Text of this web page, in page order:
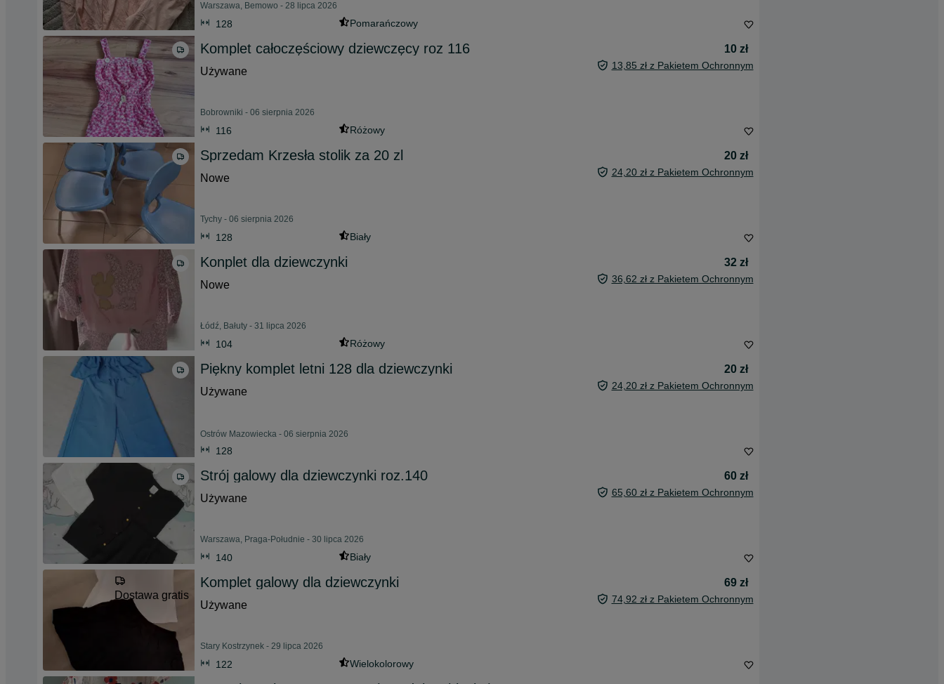
Warszawa, Bemowo - 28 lipca 2026
128 Pomarańczowy
Komplet całoczęściowy dziewczęcy roz 116
10 zł
Używane
13,85 zł z Pakietem Ochronnym
Bobrowniki - 06 sierpnia 2026
116 Różowy
Sprzedam Krzesła stolik za 20 zl
20 zł
Nowe
24,20 zł z Pakietem Ochronnym
Tychy - 06 sierpnia 2026
128 Biały
Konplet dla dziewczynki
32 zł
Nowe
36,62 zł z Pakietem Ochronnym
Łódź, Bałuty - 31 lipca 2026
104 Różowy
Piękny komplet letni 128 dla dziewczynki
20 zł
Używane
24,20 zł z Pakietem Ochronnym
Ostrów Mazowiecka - 06 sierpnia 2026
128
Strój galowy dla dziewczynki roz.140
60 zł
Używane
65,60 zł z Pakietem Ochronnym
Warszawa, Praga-Południe - 30 lipca 2026
140 Biały
Dostawa gratis
Komplet galowy dla dziewczynki
69 zł
Używane
74,92 zł z Pakietem Ochronnym
Stary Kostrzynek - 29 lipca 2026
122 Wielokolorowy